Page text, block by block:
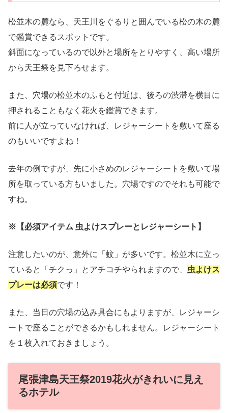
松並木の麓なら、天王川をぐるりと囲んでいる松の木の麓
で鑑賞できるスポットです。
斜面になっているので以外と場所をとりやすく、高い場所
から天王祭を見下ろせます。
また、穴場の松並木のふもと付近は、後ろの渋滞を横目に
押されることもなく花火を鑑賞できます。
前に人が立っていなければ、レジャーシートを敷いて座る
のもいいですよね！
去年の例ですが、先に小さめのレジャーシートを敷いて場
所を取っている方もいました。穴場ですのでそれも可能で
すね。
※【必須アイテム 虫よけスプレーとレジャーシート】
注意したいのが、意外に「蚊」が多いです。松並木に立っ
ていると「チクっ」とアチコチやられますので、 虫よけス
プレーは必須です！
また、当日の穴場の込み具合にもよりますが、レジャーシ
ートで座ることができるかもしれません。レジャーシート
を１枚入れておきましょう。
尾張津島天王祭2019花火がきれいに見え
るホテル